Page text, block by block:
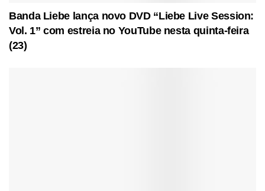
Banda Liebe lança novo DVD “Liebe Live Session:
Vol. 1” com estreia no YouTube nesta quinta-feira
(23)